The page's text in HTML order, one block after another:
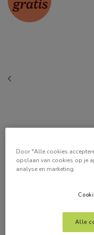
Door "Alle cookies
opslaan van cookies op je
analyse en marketing.
Alle